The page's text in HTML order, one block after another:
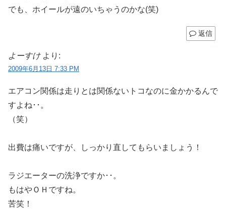
でも、ホイールが遠のいちゃうのかな(笑)
返信
よーすけ より:
2009年6月13日 7:33 PM
エアコン関係は走りとは関係ないトコなのに金かかるんで
すよね･･。
（笑）
出費は痛いですが、しっかり直してもらいましょう！
ラジエーターの洗浄ですか･･。
もはやＯＨですね。
苦笑！